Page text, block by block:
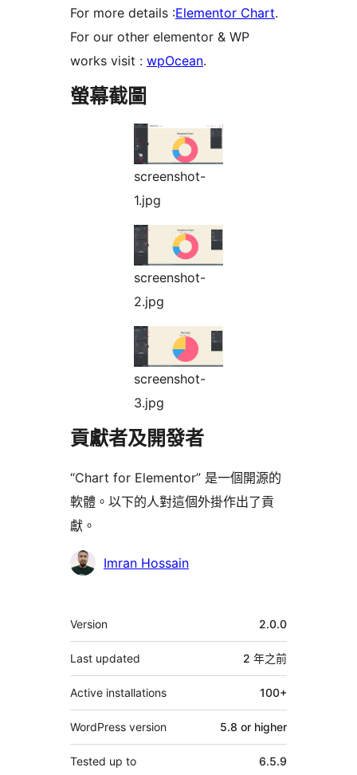
For more details :Elementor Chart.
For our other elementor & WP
works visit : wpOcean.
螢幕截圖
screenshot-
1.jpg
screenshot-
2.jpg
screenshot-
3.jpg
貢獻者及開發者
“Chart for Elementor” 是一個開源的
軟體。以下的人對這個外掛作出了貢
獻。
貢
Imran Hossain
其
它
Version 2.0.0
Last updated 2 年之前
Active installations 100+
WordPress version 5.8 or higher
Tested up to 6.5.9